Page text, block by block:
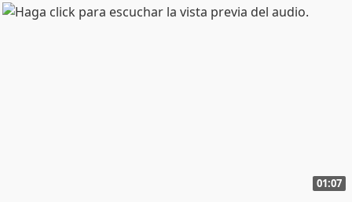
01:07